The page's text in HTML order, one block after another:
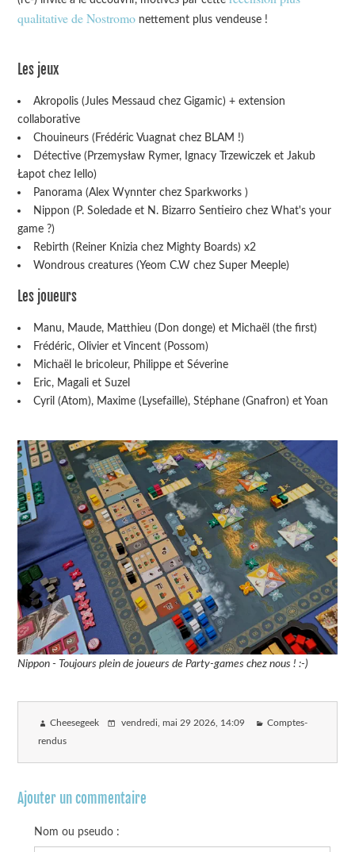
qualitative de Nostromo nettement plus vendeuse !
Les jeux
Akropolis (Jules Messaud chez Gigamic) + extension
collaborative
Chouineurs (Frédéric Vuagnat chez BLAM !)
Détective (Przemysław Rymer, Ignacy Trzewiczek et Jakub
Łapot chez Iello)
Panorama (Alex Wynnter chez Sparkworks )
Nippon (P. Soledade et N. Bizarro Sentieiro chez What's your
game ?)
Rebirth (Reiner Knizia chez Mighty Boards) x2
Wondrous creatures (Yeom C.W chez Super Meeple)
Les joueurs
Manu, Maude, Matthieu (Don donge) et Michaël (the first)
Frédéric, Olivier et Vincent (Possom)
Michaël le bricoleur, Philippe et Séverine
Eric, Magali et Suzel
Cyril (Atom), Maxime (Lysefaille), Stéphane (Gnafron) et Yoan
Nippon - Toujours plein de joueurs de Party-games chez nous ! :-)
Cheesegeek vendredi, mai 29 2026, 14:09 Comptes-
rendus
Ajouter un commentaire
Nom ou pseudo :